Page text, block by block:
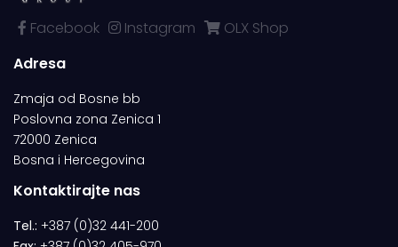
Facebook Instagram
OLX Shop
Adresa
Zmaja od Bosne bb
Poslovna zona Zenica 1
72000 Zenica
Bosna i Hercegovina
Kontaktirajte nas
Tel.: +387 (0)32 441-200